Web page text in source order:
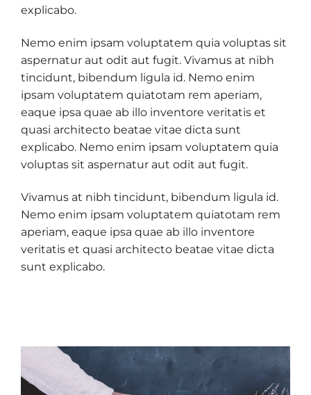
explicabo.
Nemo enim ipsam voluptatem quia voluptas sit
aspernatur aut odit aut fugit. Vivamus at nibh
tincidunt, bibendum ligula id. Nemo enim
ipsam voluptatem quiatotam rem aperiam,
eaque ipsa quae ab illo inventore veritatis et
quasi architecto beatae vitae dicta sunt
explicabo. Nemo enim ipsam voluptatem quia
voluptas sit aspernatur aut odit aut fugit.
Vivamus at nibh tincidunt, bibendum ligula id.
Nemo enim ipsam voluptatem quiatotam rem
aperiam, eaque ipsa quae ab illo inventore
veritatis et quasi architecto beatae vitae dicta
sunt explicabo.